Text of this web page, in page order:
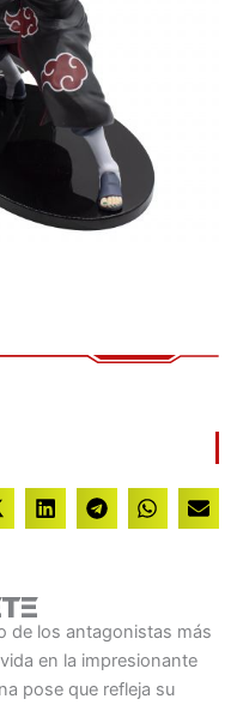
de los antagonistas más
en la impresionante
pose que refleja su